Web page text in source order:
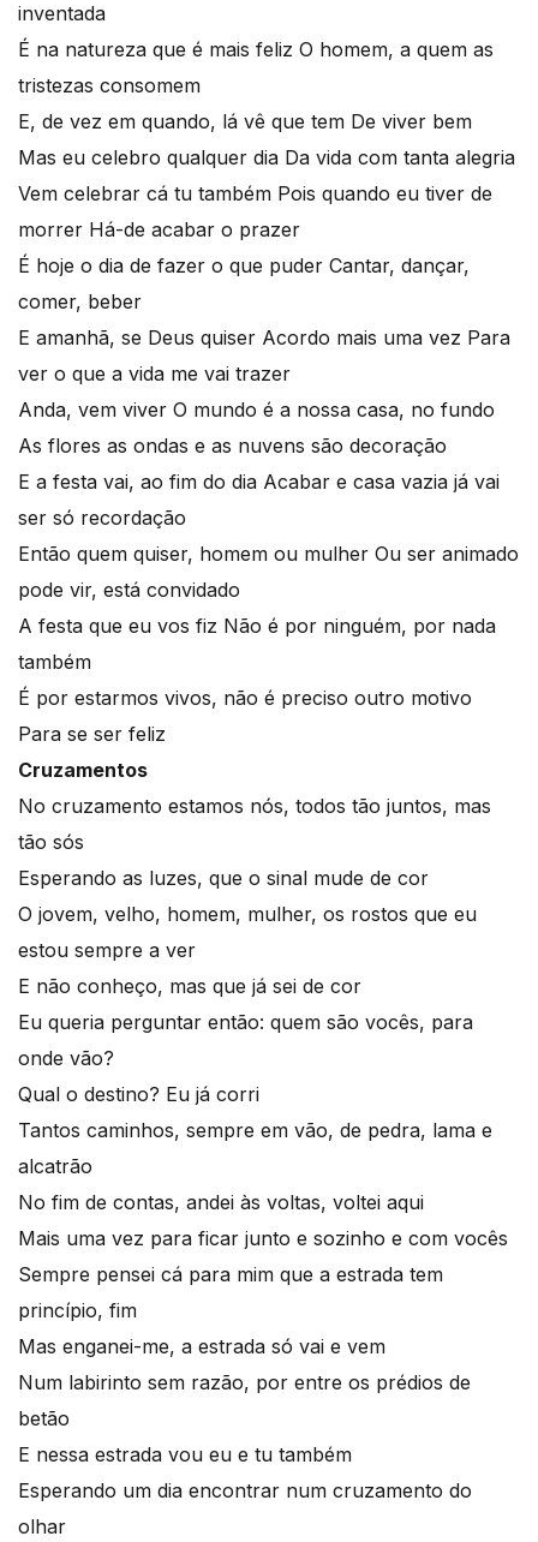
inventada
É na natureza que é mais feliz O homem, a quem as
tristezas consomem
E, de vez em quando, lá vê que tem De viver bem
Mas eu celebro qualquer dia Da vida com tanta alegria
Vem celebrar cá tu também Pois quando eu tiver de
morrer Há-de acabar o prazer
É hoje o dia de fazer o que puder Cantar, dançar,
comer, beber
E amanhã, se Deus quiser Acordo mais uma vez Para
ver o que a vida me vai trazer
Anda, vem viver O mundo é a nossa casa, no fundo
As flores as ondas e as nuvens são decoração
E a festa vai, ao fim do dia Acabar e casa vazia já vai
ser só recordação
Então quem quiser, homem ou mulher Ou ser animado
pode vir, está convidado
A festa que eu vos fiz Não é por ninguém, por nada
também
É por estarmos vivos, não é preciso outro motivo
Para se ser feliz
Cruzamentos
No cruzamento estamos nós, todos tão juntos, mas
tão sós
Esperando as luzes, que o sinal mude de cor
O jovem, velho, homem, mulher, os rostos que eu
estou sempre a ver
E não conheço, mas que já sei de cor
Eu queria perguntar então: quem são vocês, para
onde vão?
Qual o destino? Eu já corri
Tantos caminhos, sempre em vão, de pedra, lama e
alcatrão
No fim de contas, andei às voltas, voltei aqui
Mais uma vez para ficar junto e sozinho e com vocês
Sempre pensei cá para mim que a estrada tem
princípio, fim
Mas enganei-me, a estrada só vai e vem
Num labirinto sem razão, por entre os prédios de
betão
E nessa estrada vou eu e tu também
Esperando um dia encontrar num cruzamento do
olhar